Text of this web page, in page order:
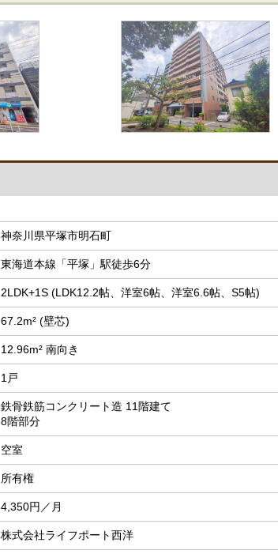
神奈川県平塚市明石町
東海道本線「平塚」駅徒歩6分
2LDK+1S (LDK12.2帖、洋室6帖、洋室6.6帖、S5帖)
67.2m² (壁芯)
12.96m² 南向き
1戸
鉄骨鉄筋コンクリート造 11階建て
8階部分
空室
所有権
4,350円／月
株式会社ライフポート西洋